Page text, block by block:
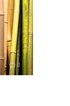
0